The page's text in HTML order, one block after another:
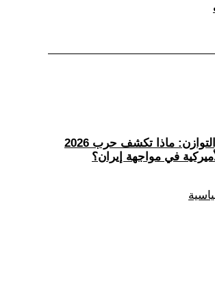
(35) بين الحسم والتوازن: ماذا تكشف حرب 2026
في مواجهة إيران؟